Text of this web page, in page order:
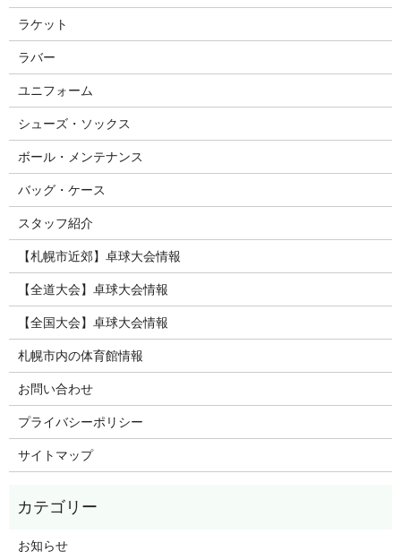
ラケット
ラバー
ユニフォーム
シューズ・ソックス
ボール・メンテナンス
バッグ・ケース
スタッフ紹介
【札幌市近郊】卓球大会情報
【全道大会】卓球大会情報
【全国大会】卓球大会情報
札幌市内の体育館情報
お問い合わせ
プライバシーポリシー
サイトマップ
お知らせ